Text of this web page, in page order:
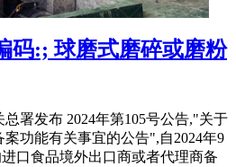
码:; 球磨式磨碎或磨粉
总署发布 2024年第105号公告,"关于
功能有关事宜的公告",自2024年9
口食品境外出口商或者代理商备